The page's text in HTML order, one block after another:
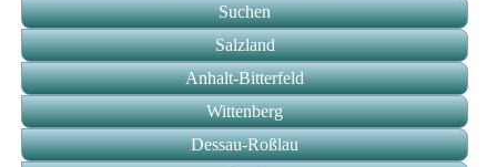
Suchen
Salzland
Anhalt-Bitterfeld
Wittenberg
Dessau-Roßlau